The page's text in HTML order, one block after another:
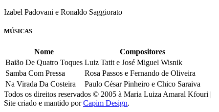
Izabel Padovani e Ronaldo Saggiorato
MÚSICAS
Nome
Compositores
Baião De Quatro Toques Luiz Tatit e José Miguel Wisnik
Samba Com Pressa
Rosa Passos e Fernando de Oliveira
Na Virada Da Costeira
Paulo César Pinheiro e Chico Saraiva
Todos os direitos reservados © 2005 à Maria Luiza Amaral Kfouri |
Site criado e mantido porCapim Design.